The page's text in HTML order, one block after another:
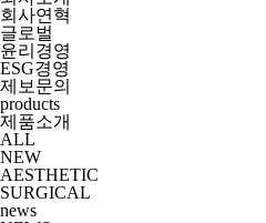
회사연혁
글로벌
윤리경영
ESG경영
제보문의
products
제품소개
ALL
NEW
AESTHETIC
SURGICAL
news